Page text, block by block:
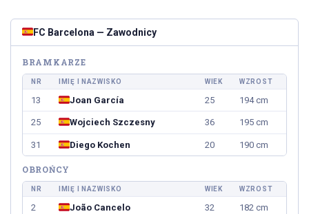
FC Barcelona — Zawodnicy
BRAMKARZE
NR IMIĘ I NAZWISKO WIEK WZROST
13 Joan García 25 194 cm
25 Wojciech Szczesny 36 195 cm
31 Diego Kochen 20 190 cm
OBROŃCY
NR IMIĘ I NAZWISKO WIEK WZROST
2 João Cancelo 32 182 cm